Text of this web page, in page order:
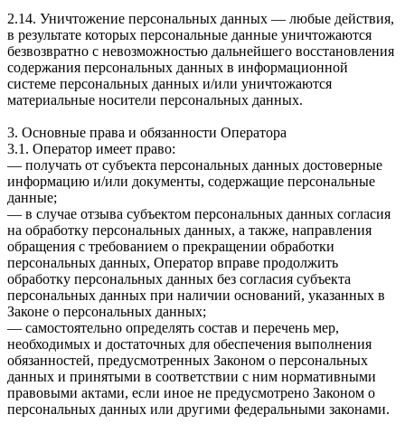
2.14. Уничтожение персональных данных — любые действия,
в результате которых персональные данные уничтожаются
безвозвратно с невозможностью дальнейшего восстановления
содержания персональных данных в информационной
системе персональных данных и/или уничтожаются
материальные носители персональных данных.
3. Основные права и обязанности Оператора
3.1. Оператор имеет право:
— получать от субъекта персональных данных достоверные
информацию и/или документы, содержащие персональные
данные;
— в случае отзыва субъектом персональных данных согласия
на обработку персональных данных, а также, направления
обращения с требованием о прекращении обработки
персональных данных, Оператор вправе продолжить
обработку персональных данных без согласия субъекта
персональных данных при наличии оснований, указанных в
Законе о персональных данных;
— самостоятельно определять состав и перечень мер,
необходимых и достаточных для обеспечения выполнения
обязанностей, предусмотренных Законом о персональных
данных и принятыми в соответствии с ним нормативными
правовыми актами, если иное не предусмотрено Законом о
персональных данных или другими федеральными законами.